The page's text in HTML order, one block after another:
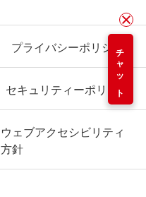
チャット
プライバシーポリシー
セキュリティーポリシー
ウェブアクセシビリティ
方針